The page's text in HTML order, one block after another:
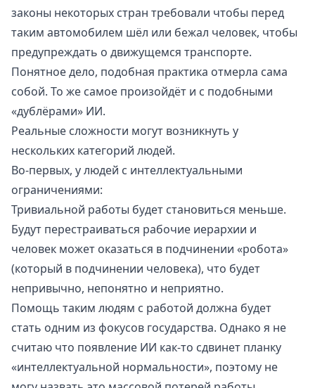
законы некоторых стран требовали чтобы перед
таким автомобилем шёл или бежал человек, чтобы
предупреждать о движущемся транспорте.
Понятное дело, подобная практика отмерла сама
собой. То же самое произойдёт и с подобными
«дублёрами» ИИ.
Реальные сложности могут возникнуть у
нескольких категорий людей.
Во-первых, у людей с интеллектуальными
ограничениями:
Тривиальной работы будет становиться меньше.
Будут перестраиваться рабочие иерархии и
человек может оказаться в подчинении «робота»
(который в подчинении человека), что будет
непривычно, непонятно и неприятно.
Помощь таким людям с работой должна будет
стать одним из фокусов государства. Однако я не
считаю что появление ИИ как-то сдвинет планку
«интеллектуальной нормальности», поэтому не